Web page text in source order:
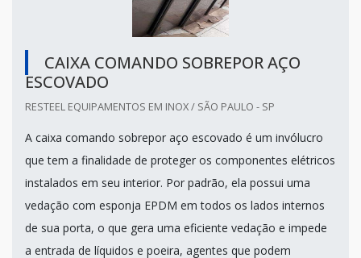
CAIXA COMANDO SOBREPOR AÇO
ESCOVADO
RESTEEL EQUIPAMENTOS EM INOX / SÃO PAULO - SP
A caixa comando sobrepor aço escovado é um invólucro
que tem a finalidade de proteger os componentes elétricos
instalados em seu interior. Por padrão, ela possui uma
vedação com esponja EPDM em todos os lados internos
de sua porta, o que gera uma eficiente vedação e impede
a entrada de líquidos e poeira, agentes que podem